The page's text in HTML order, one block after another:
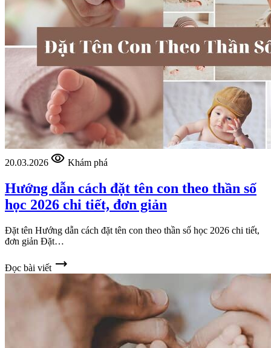
20.03.2026 visibility Khám phá
Hướng dẫn cách đặt tên con theo thần số
học 2026 chi tiết, đơn giản
Đặt tên Hướng dẫn cách đặt tên con theo thần số học 2026 chi tiết,
đơn giản Đặt…
Đọc bài viết trending_flat